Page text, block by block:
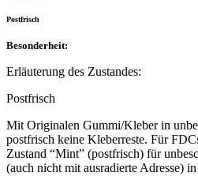
Postfrisch
Besonderheit:
Erläuterung des Zustandes:
Postfrisch
Mit Originalen Gummi/Kleber in
postfrisch keine Kleberreste. Für
Zustand “Mint” (postfrisch) für
(auch nicht mit ausradierte Adresse)